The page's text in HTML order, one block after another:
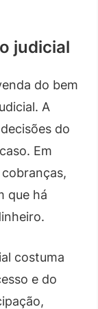
judicial
do bem
A
do
Em
que há
costuma
e do